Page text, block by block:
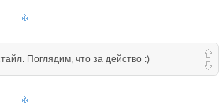
Поглядим, что за действо :)